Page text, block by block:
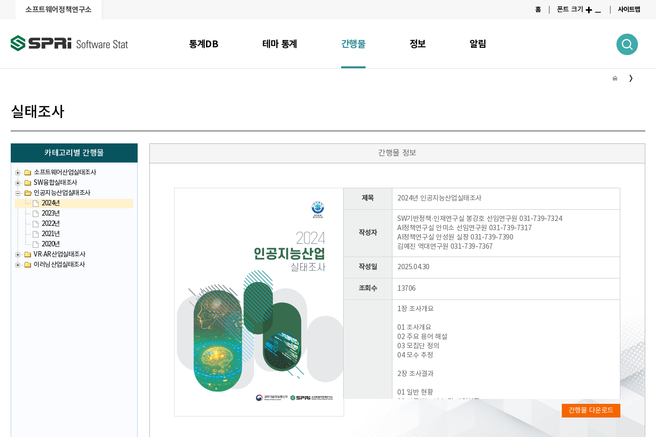
소프트웨어정책연구소 홈 폰트 크기 사이트맵
통계DB 테마 통계 간행물 정보 알림
실태조사
카테고리별 간행물
소프트웨어산업실태조사
SW융합실태조사
인공지능산업실태조사
2024년
2023년
2022년
2021년
2020년
VR·AR산업실태조사
이러닝산업실태조사
간행물 정보
제목 2024년 인공지능산업실태조사
작성자
SW기반정책·인재연구실 봉강호 선임연구원 031-739-7324
AI정책연구실 안미소 선임연구원 031-739-7317
AI정책연구실 안성원 실장 031-739-7390
김예진 역대연구원 031-739-7367
작성일 2025.04.30
조회수 13706
1장 조사개요
01 조사개요
02 주요 용어 해설
03 모집단 정의
04 모수 추정
2장 조사결과
01 일반 현황
간행물 다운로드